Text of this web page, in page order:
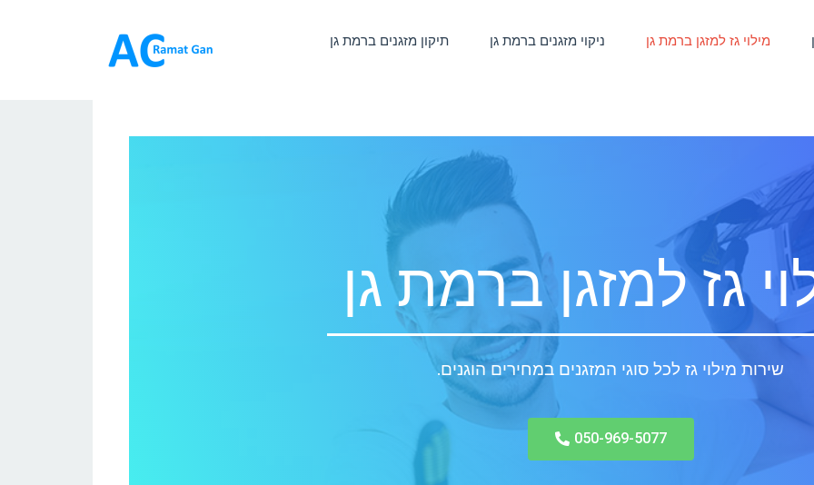
מילוי גז למזגן ברמת גן ניקוי מזגנים ברמת גן תיקון מזגנים ברמת גן
גז למזגן ברמת גן
שירות מילוי גז לכל סוגי המזגנים במחירים הוגנים.
050-969-5077